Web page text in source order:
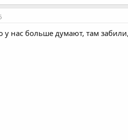
у нас больше думают, там